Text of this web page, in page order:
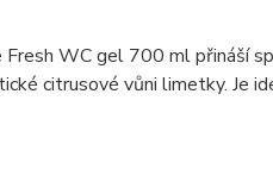
WC gel 700 ml přináší
citrusové vůni limetky. Je